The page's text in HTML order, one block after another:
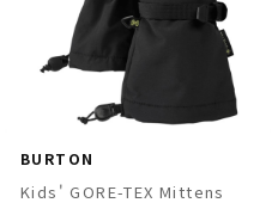
BURTON
Kids' GORE-TEX Mittens